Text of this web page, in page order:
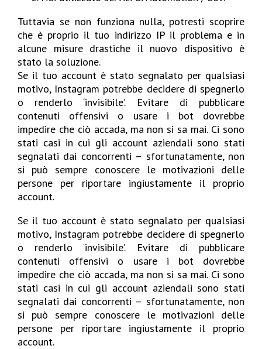
Tuttavia se non funziona nulla, potresti scoprire
che è proprio il tuo indirizzo IP il problema e in
alcune misure drastiche il nuovo dispositivo è
stato la soluzione.
Se il tuo account è stato segnalato per qualsiasi
motivo, Instagram potrebbe decidere di spegnerlo
o renderlo ‘invisibile’. Evitare di pubblicare
contenuti offensivi o usare i bot dovrebbe
impedire che ciò accada, ma non si sa mai. Ci sono
stati casi in cui gli account aziendali sono stati
segnalati dai concorrenti – sfortunatamente, non
si può sempre conoscere le motivazioni delle
persone per riportare ingiustamente il proprio
account.
Se il tuo account è stato segnalato per qualsiasi
motivo, Instagram potrebbe decidere di spegnerlo
o renderlo ‘invisibile’.
Evitare di pubblicare
contenuti offensivi o usare i bot dovrebbe
impedire che ciò accada, ma non si sa mai. Ci sono
stati casi in cui gli account aziendali sono stati
segnalati dai concorrenti – sfortunatamente, non
si può sempre conoscere le motivazioni delle
persone per riportare ingiustamente il proprio
account.